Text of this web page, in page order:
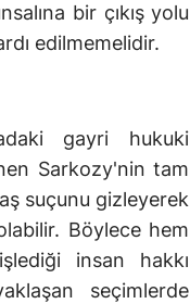
bir çıkış yolu
edilmemelidir.
gayri hukuki
Sarkozy'nin tam
suçunu gizleyerek
Böylece hem
insan hakkı
seçimlerde